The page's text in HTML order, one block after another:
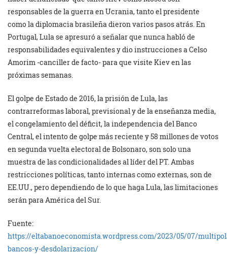
responsables de la guerra en Ucrania, tanto el presidente
como la diplomacia brasileña dieron varios pasos atrás. En
Portugal, Lula se apresuró a señalar que nunca habló de
responsabilidades equivalentes y dio instrucciones a Celso
Amorim -canciller de facto- para que visite Kiev en las
próximas semanas.
El golpe de Estado de 2016, la prisión de Lula, las
contrarreformas laboral, previsional y de la enseñanza media,
el congelamiento del déficit, la independencia del Banco
Central, el intento de golpe más reciente y 58 millones de votos
en segunda vuelta electoral de Bolsonaro, son solo una
muestra de las condicionalidades al líder del PT. Ambas
restricciones políticas, tanto internas como externas, son de
EE.UU., pero dependiendo de lo que haga Lula, las limitaciones
serán para América del Sur.
Fuente:
https://eltabanoeconomista.wordpress.com/2023/05/07/
bancos-y-desdolarizacion/